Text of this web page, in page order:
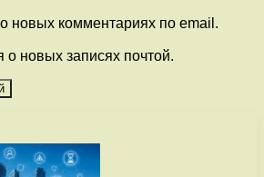
новых комментариях по email.
новых записях почтой.